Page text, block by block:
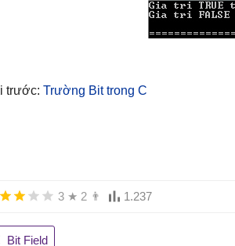
trước: Trường Bit trong C
3 ★ 2 👨 1.237
Bit Field